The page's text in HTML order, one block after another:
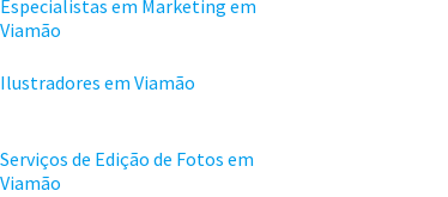
Especialistas em Marketing em
Viamão
Ilustradores em Viamão
Serviços de Edição de Fotos em
Viamão